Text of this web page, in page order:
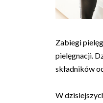
Zabiegi
pielęgnacji.
składników
W